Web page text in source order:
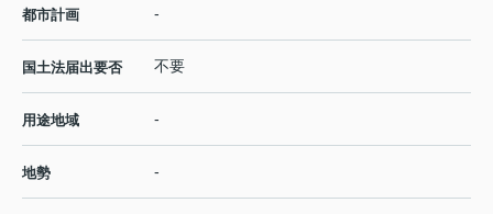
都市計画 -
国土法届出要否 不要
用途地域 -
地勢 -